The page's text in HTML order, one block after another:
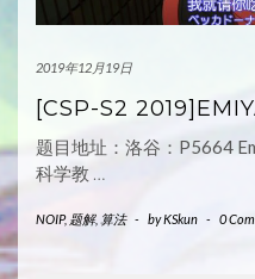
2019年12月19日
[CSP-S2
题目地址：洛谷：P5664
科学教 …
NOIP, 题解, 算法 - byKSkun - 0